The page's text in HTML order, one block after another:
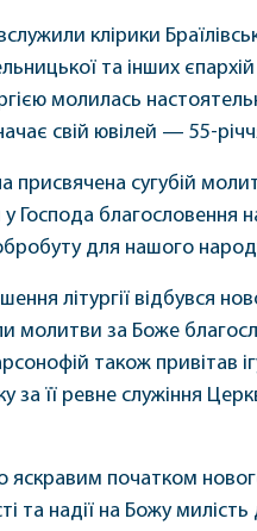
клірики
та інших
молилась
свій ювілей — 55-
присвячена сугубій
Господа благословення
для нашого
літургії відбувся
молитви за Боже
також привітав
за її ревне служіння
яскравим початком
та надії на Божу